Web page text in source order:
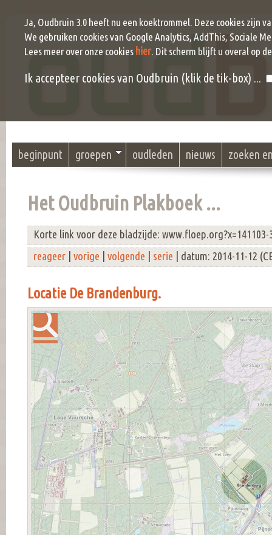
beginpunt groepen oudleden nieuws zoeken
Het Oudbruin Plakboek ...
Korte link voor deze bladzijde: www.floep.org?x=141103-
reageer
vorige volgende serie | datum: 2014-11-12
Locatie De Brandenburg.
Ja, Oudbruin 3.0 heeft nu een koektrommel. Deze cookies zijn
We gebruiken cookies van Google Analytics, AddThis, Sociale
Lees meer over onze cookies hier. Dit scherm blijft u overal op
Ik accepteer cookies van Oudbruin (klik de tik-box) ...